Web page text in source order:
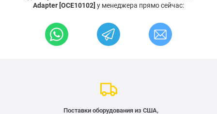
Adapter [OCE10102] у менеджера прямо сейчас:
Поставки оборудования из США,